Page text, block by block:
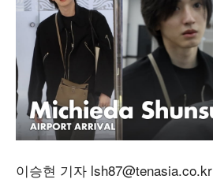
이승현 기자 lsh87@tenasia.co.kr